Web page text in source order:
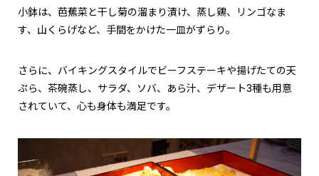
小鉢は、芭蕉菜と干し菊の溜まり漬け、蒸し鶏、リンゴなま
す、山くらげなど、手間をかけた一皿がずらり。
さらに、バイキングスタイルでビーフステーキや揚げたての天
ぷら、茶碗蒸し、サラダ、ソバ、あら汁、デザート3種も用意
されていて、心も身体も満足です。